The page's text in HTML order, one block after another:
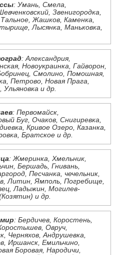
: Умань, Смела,
Звенигородка,
Жашков, Каменка,
Лысянка, Маньковка,
: Александрия,
Новоукраинка, Гайворон,
Смолино, Помошная,
Петрово, Новая Прага,
Ульяновка и др.
: Первомайск,
Буг, Очаков, Снигиревка,
Кривое Озеро, Казанка,
Братское и др.
: Жмеринка, Хмельник,
Бершадь, Гнивань,
Песчанка, чечельник,
Литин, Ямполь, Погребище,
Ладыжин, Могилев-
и др.
: Бердичев, Коростень,
Овруч,
Черняхов, Андрушевка,
Иршанск, Емильчино,
Боровая, Народичи,